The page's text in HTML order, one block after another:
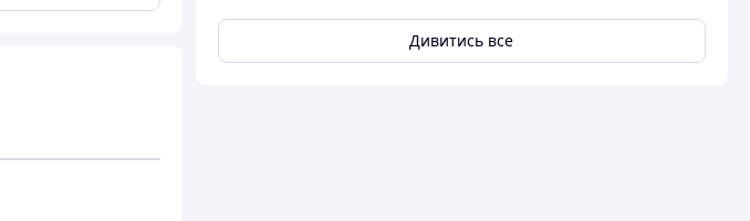
Дивитись все